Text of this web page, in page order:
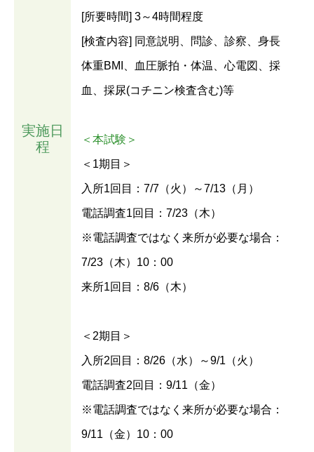
実施日
程
[所要時間] 3～4時間程度
[検査内容] 同意説明、問診、診察、身長
体重BMI、血圧脈拍・体温、心電図、採
血、採尿(コチニン検査含む)等
＜本試験＞
＜1期目＞
入所1回目：7/7（火）～7/13（月）
電話調査1回目：7/23（木）
※電話調査ではなく来所が必要な場合：
7/23（木）10：00
来所1回目：8/6（木）
＜2期目＞
入所2回目：8/26（水）～9/1（火）
電話調査2回目：9/11（金）
※電話調査ではなく来所が必要な場合：
9/11（金）10：00